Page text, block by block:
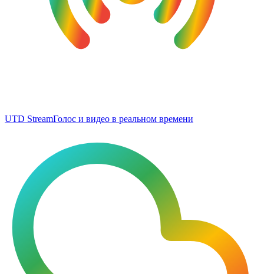
UTD StreamГолос и видео в реальном времени